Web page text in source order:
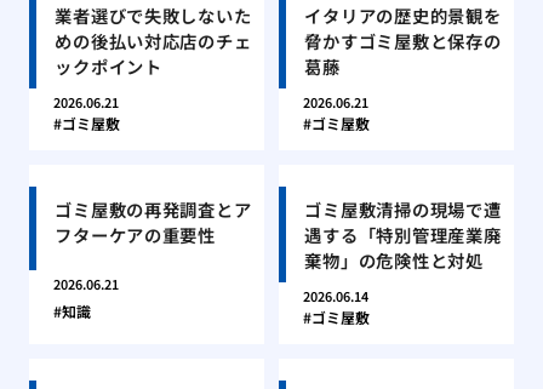
業者選びで失敗しないた
めの後払い対応店のチェ
ックポイント
2026.06.21
ゴミ屋敷
イタリアの歴史的景観を
脅かすゴミ屋敷と保存の
葛藤
2026.06.21
ゴミ屋敷
ゴミ屋敷の再発調査とア
フターケアの重要性
2026.06.21
知識
ゴミ屋敷清掃の現場で遭
遇する「特別管理産業廃
棄物」の危険性と対処
2026.06.14
ゴミ屋敷